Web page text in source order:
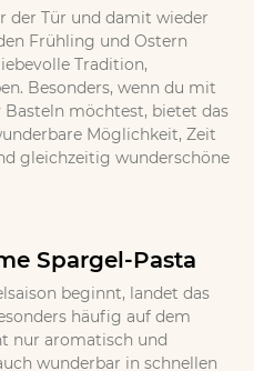
der Tür und damit wieder
Frühling und Ostern
Tradition,
Besonders, wenn du mit
möchtest, bietet das
Möglichkeit, Zeit
gleichzeitig wunderschöne
Spargel-Pasta
beginnt, landet das
häufig auf dem
nur aromatisch und
wunderbar in schnellen